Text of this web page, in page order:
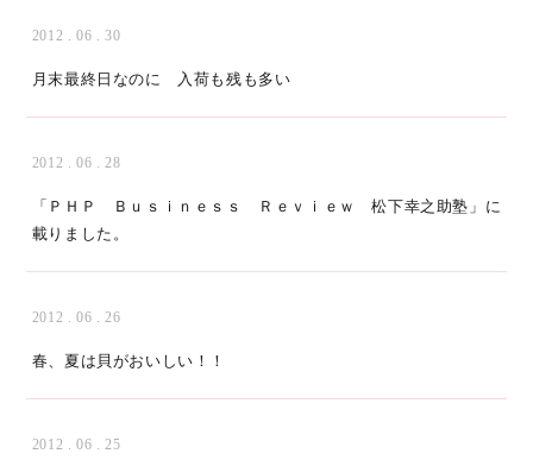
2012 . 06 . 30
月末最終日なのに 入荷も残も多い
2012 . 06 . 28
「ＰＨＰ Ｂｕｓｉｎｅｓｓ Ｒｅｖｉｅｗ 松下幸之助塾」に
載りました。
2012 . 06 . 26
春、夏は貝がおいしい！！
2012 . 06 . 25